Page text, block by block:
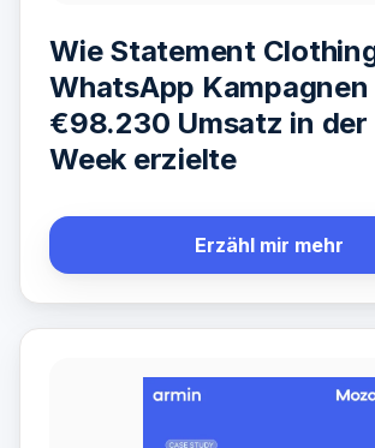
Wie Statement
WhatsApp Kampagnen
€98.230 Umsatz in der
Week erzielte
Erzähl mir mehr